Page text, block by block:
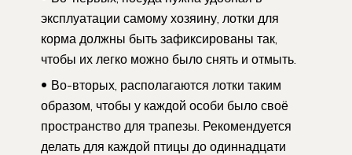
эксплуатации самому хозяину, лотки для
корма должны быть зафиксированы так,
чтобы их легко можно было снять и отмыть.
Во-вторых, располагаются лотки таким
образом, чтобы у каждой особи было своё
пространство для трапезы. Рекомендуется
делать для каждой птицы до одиннадцати